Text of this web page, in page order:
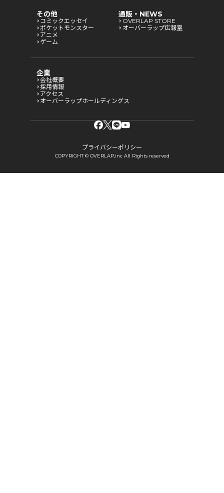
その他
コミックエッセイ
ポケットモンスター
アニメ
ゲーム
通販・NEWS
OVERLAP STORE
オーバーラップ広報室
企業
会社概要
採用情報
アクセス
オーバーラップホールディングス
プライバシーポリシー
COPYRIGHT © OVERLAP,inc All Rights reserved